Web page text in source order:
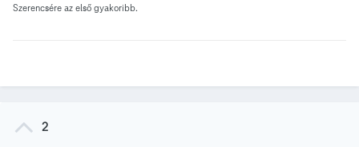
Szerencsére az első gyakoribb.
2